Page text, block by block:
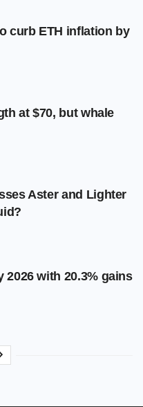
curb ETH inflation by
at $70, but whale
Aster and Lighter
with 20.3% gains